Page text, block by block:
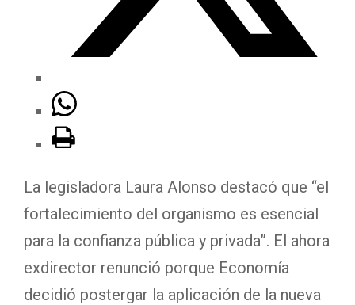
La legisladora Laura Alonso destacó que “el
fortalecimiento del organismo es esencial
para la confianza pública y privada”. El ahora
exdirector renunció porque Economía
decidió postergar la aplicación de la nueva